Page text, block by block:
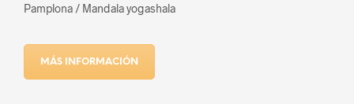
Pamplona / Mandala yogashala
MÁS INFORMACIÓN